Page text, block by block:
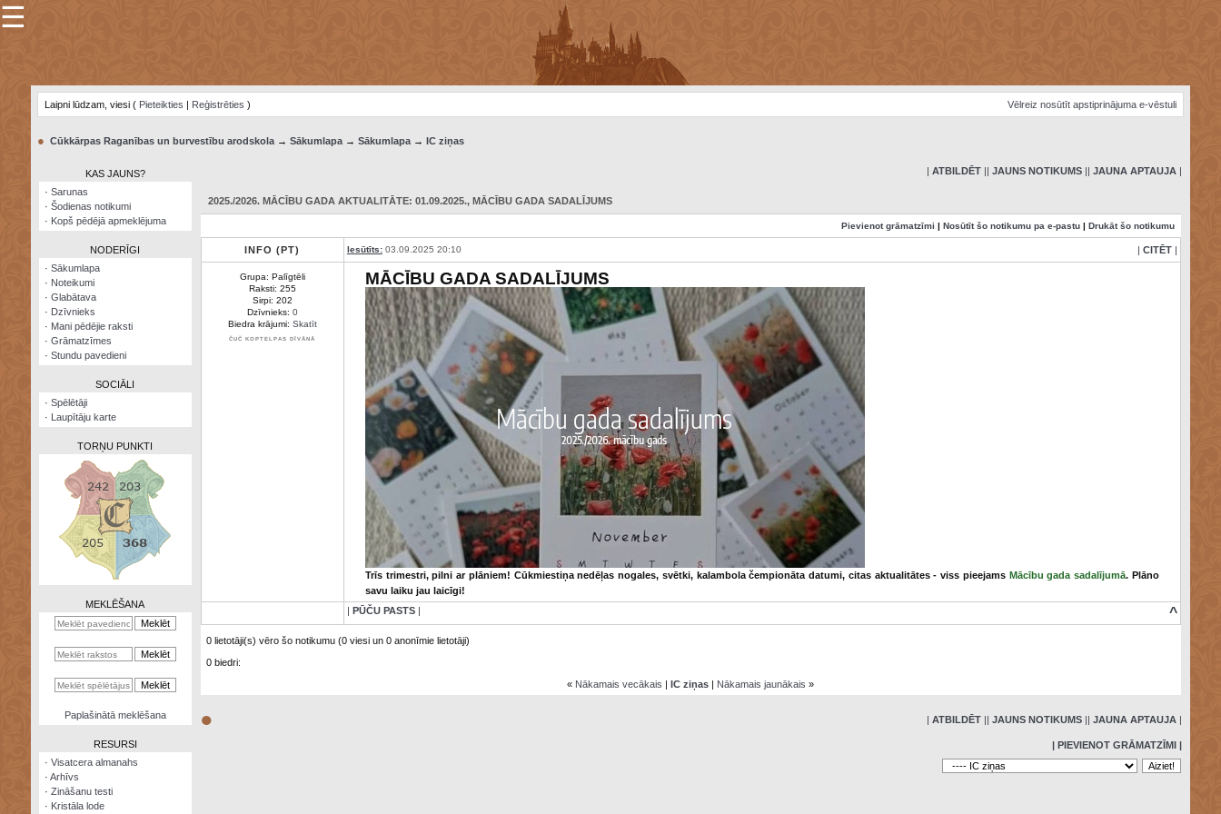
×
Šodienas
Visatcera
almanahs
kalkulators
☰
Laipni lūdzam, viesi ( Pieteikties | Reģistrēties ) Vēlreiz nosūtīt apstiprinājuma e-vēstuli
● Cūkkārpas Raganības un burvestību arodskola→ Sākumlapa→ Sākumlapa→ IC ziņas
KAS JAUNS?
· Sarunas
· Šodienas notikumi
· Kopš pēdējā apmeklējuma
NODERĪGI
· Sākumlapa
· Noteikumi
· Glabātava
· Dzīvnieks
· Mani pēdējie raksti
· Grāmatzīmes
· Stundu pavedieni
SOCIĀLI
· Spēlētāji
· Laupītāju karte
TORŅU PUNKTI
MEKLĒŠANA
Paplašinātā meklēšana
RESURSI
· Visatcera almanahs
· Arhīvs
· Zināšanu testi
· Kristāla lode
| ATBILDĒT|| JAUNS NOTIKUMS|| JAUNA APTAUJA|
2025./2026. MĀCĪBU GADA AKTUALITĀTE: 01.09.2025., MĀCĪBU GADA SADALĪJUMS
Pievienot grāmatzīmi | Nosūtīt šo notikumu pa e-pastu| Drukāt šo notikumu
INFO (PT) Iesūtīts:03.09.2025 20:10 | CITĒT|
Grupa: Palīgtēli
Raksti: 255
Sirpi: 202
Dzīvnieks: 0
Biedra krājumi: Skatīt
ČUČ KOPTELPAS DĪVĀNĀ
MĀCĪBU GADA SADALĪJUMS
Trīs trimestri, pilni ar plāniem! Cūkmiestiņa nedēļas nogales, svētki, kalambola čempionāta datumi, citas aktualitātes - viss pieejams Mācību gada sadalījumā. Plāno
savu laiku jau laicīgi!
| PŪČU PASTS| ^
0 lietotāji(s) vēro šo notikumu (0 viesi un 0 anonīmie lietotāji)
0 biedri:
« Nākamais vecākais |IC ziņas | Nākamais jaunākais »
● | ATBILDĒT|| JAUNS NOTIKUMS|| JAUNA APTAUJA|
| PIEVIENOT GRĀMATZĪMI |